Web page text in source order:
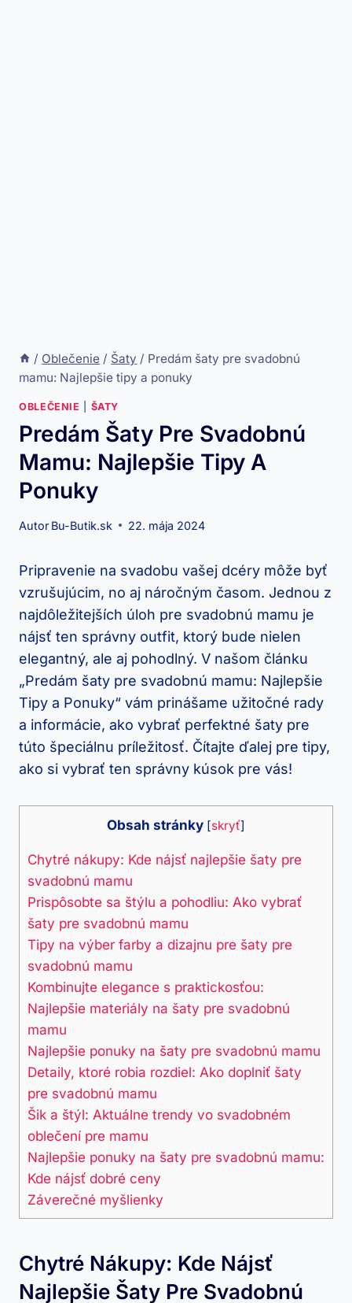
/ Oblečenie / Šaty / Predám šaty pre svadobnú
mamu: Najlepšie tipy a ponuky
OBLEČENIE ŠATY
Predám Šaty Pre Svadobnú
Mamu: Najlepšie Tipy A
Ponuky
Autor Bu-Butik.sk 22. mája 2024
Pripravenie na svadobu vašej dcéry môže byť
vzrušujúcim, no aj náročným časom. Jednou z
najdôležitejších úloh pre svadobnú mamu je
nájsť ten správny outfit, ktorý bude nielen
elegantný, ale aj pohodlný. V našom článku
„Predám šaty pre svadobnú mamu: Najlepšie
Tipy a Ponuky“ vám prinášame užitočné rady
a informácie, ako vybrať perfektné šaty pre
túto špeciálnu príležitosť. Čítajte ďalej pre tipy,
ako si vybrať ten správny kúsok pre vás!
Obsah stránky [skryť]
Chytré nákupy: Kde nájsť najlepšie šaty pre
svadobnú mamu
Prispôsobte sa štýlu a pohodliu: Ako vybrať
šaty pre svadobnú mamu
Tipy na výber farby a dizajnu pre šaty pre
svadobnú mamu
Kombinujte elegance s praktickosťou:
Najlepšie materiály na šaty pre svadobnú
mamu
Najlepšie ponuky na šaty pre svadobnú mamu
Detaily, ktoré robia rozdiel: Ako doplniť šaty
pre svadobnú mamu
Šik a štýl: Aktuálne trendy vo svadobném
oblečení pre mamu
Najlepšie ponuky na šaty pre svadobnú mamu:
Kde nájsť dobré ceny
Záverečné myšlienky
Chytré Nákupy: Kde Nájsť
Najlepšie Šaty Pre Svadobnú